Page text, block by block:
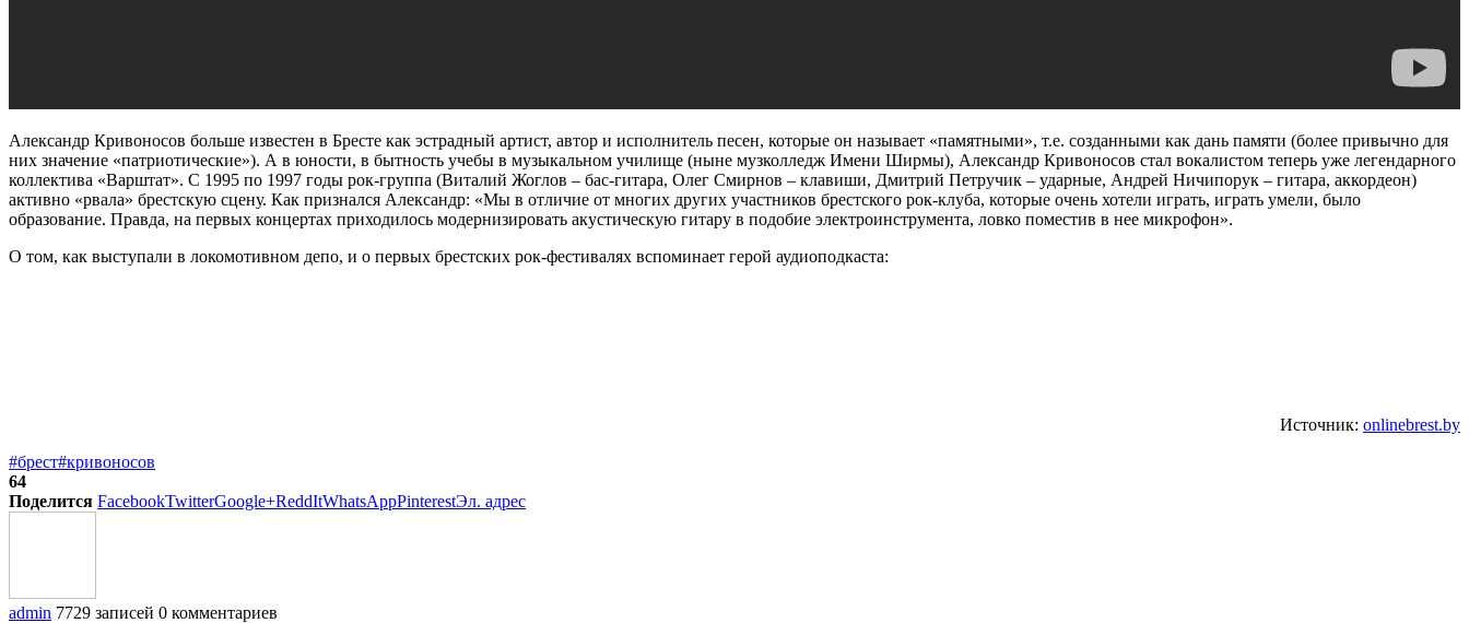
Александр Кривоносов больше известен в Бресте как эстрадный артист, автор и исполнитель песен, которые он называет «памятными», т.е. созданными как дань памяти (более привычно для
них значение «патриотические»). А в юности, в бытность учебы в музыкальном училище (ныне музколледж Имени Ширмы), Александр Кривоносов стал вокалистом теперь уже легендарного
коллектива «Варштат». С 1995 по 1997 годы рок-группа (Виталий Жоглов – бас-гитара, Олег Смирнов – клавиши, Дмитрий Петручик – ударные, Андрей Ничипорук – гитара, аккордеон)
активно «рвала» брестскую сцену. Как признался Александр: «Мы в отличие от многих других участников брестского рок-клуба, которые очень хотели играть, играть умели, было
образование. Правда, на первых концертах приходилось модернизировать акустическую гитару в подобие электроинструмента, ловко поместив в нее микрофон».
О том, как выступали в локомотивном депо, и о первых брестских рок-фестивалях вспоминает герой аудиоподкаста:
Источник: onlinebrest.by
#брест#кривоносов
64
Поделится FacebookTwitterGoogle+ReddItWhatsAppPinterestЭл. адрес
admin 7729 записей 0 комментариев